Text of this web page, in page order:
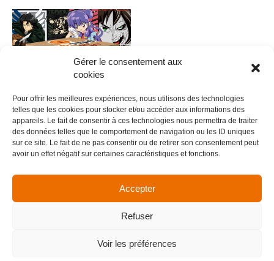
Gérer le consentement aux
cookies
Pour offrir les meilleures expériences, nous utilisons des technologies
telles que les cookies pour stocker et/ou accéder aux informations des
appareils. Le fait de consentir à ces technologies nous permettra de traiter
des données telles que le comportement de navigation ou les ID uniques
sur ce site. Le fait de ne pas consentir ou de retirer son consentement peut
avoir un effet négatif sur certaines caractéristiques et fonctions.
Accepter
Refuser
Voir les préférences
0007 – Anime V.6
5,00 €
Ajouter au panier
Menu